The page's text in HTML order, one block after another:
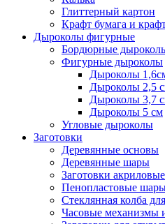
Глиттерный картон
Крафт бумага и
Дыроколы фигурные
Бордюрные
Фигурные дыроколы
Дыроколы
Дыроколы 2,5
Дыроколы 3,7
Дыроколы 5 см
Угловые дыроколы
Заготовки
Деревянные основы
Деревянные шары
Заготовки
Пенопластовые
Стеклянная колба
Часовые механизмы